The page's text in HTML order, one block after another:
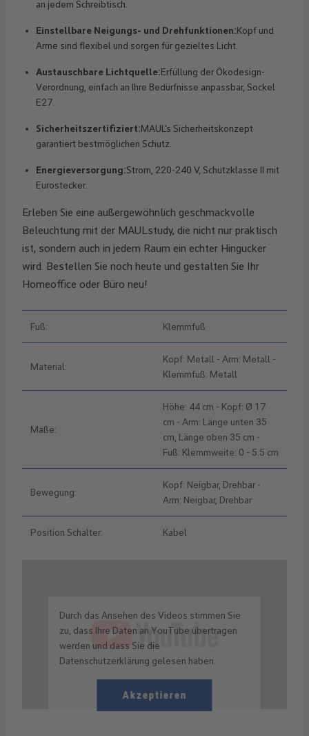
an jedem Schreibtisch.
Einstellbare Neigungs- und Drehfunktionen:Kopf und
Arme sind flexibel und sorgen für gezieltes Licht.
Austauschbare Lichtquelle:Erfüllung der Ökodesign-
Verordnung, einfach an Ihre Bedürfnisse anpassbar, Sockel
E27.
Sicherheitszertifiziert:MAUL's Sicherheitskonzept
garantiert bestmöglichen Schutz.
Energieversorgung:Strom, 220-240 V, Schutzklasse II mit
Eurostecker.
Erleben Sie eine außergewöhnlich geschmackvolle
Beleuchtung mit der MAULstudy, die nicht nur praktisch
ist, sondern auch in jedem Raum ein echter Hingucker
wird. Bestellen Sie noch heute und gestalten Sie Ihr
Homeoffice oder Büro neu!
Fuß: Klemmfuß
Material:
Kopf: Metall - Arm: Metall -
Klemmfuß: Metall
Maße:
Höhe: 44 cm - Kopf: Ø 17
cm - Arm: Länge unten 35
cm, Länge oben 35 cm -
Fuß: Klemmweite: 0 - 5.5 cm
Bewegung:
Kopf: Neigbar, Drehbar -
Arm: Neigbar, Drehbar
Position Schalter: Kabel
Durch das Ansehen des Videos stimmen Sie
zu, dass Ihre Daten an YouTube übertragen
werden und dass Sie die
Datenschutzerklärung gelesen haben.
Akzeptieren